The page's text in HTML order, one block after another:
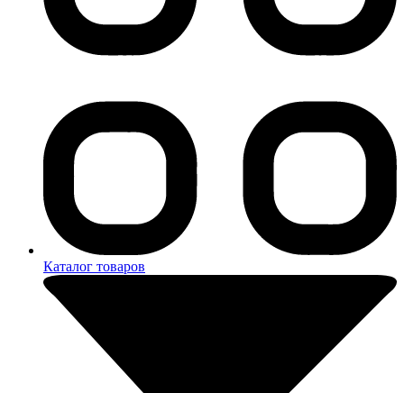
Каталог товаров